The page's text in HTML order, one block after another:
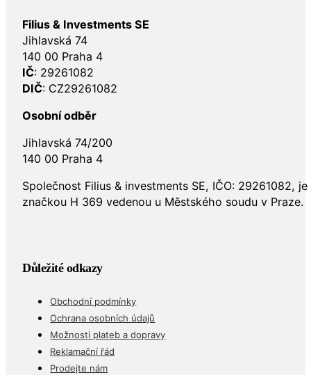
Filius & Investments SE
Jihlavská 74
140 00 Praha 4
IČ: 29261082
DIČ: CZ29261082
Osobní odběr
Jihlavská 74/200
140 00 Praha 4
Společnost Filius & investments SE, IČO: 29261082,
značkou H 369 vedenou u Městského soudu v Praze.
Důležité odkazy
Obchodní podmínky
Ochrana osobních údajů
Možnosti plateb a dopravy
Reklamační řád
Prodejte nám